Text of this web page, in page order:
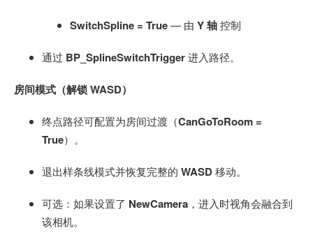
SwitchSpline = True— 由 Y 轴控制
通过 BP_SplineSwitchTrigger进入路径。
房间模式（解锁 WASD）
终点路径可配置为房间过渡（CanGoToRoom =
True）。
退出样条线模式并恢复完整的 WASD移动。
可选：如果设置了 NewCamera ，进入时视角会融合到
该相机。